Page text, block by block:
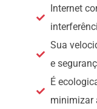
Internet
Sua
e
É
minimizar